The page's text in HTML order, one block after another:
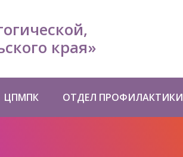
края»
ЦПМПК ОТДЕЛ ПРОФИЛАКТИКИ